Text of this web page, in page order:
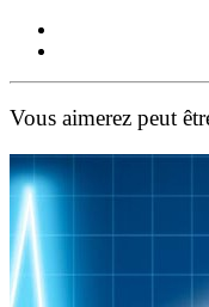
Vous aimerez peut